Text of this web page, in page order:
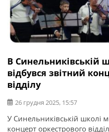
В Синельниківській
відбувся звітний
відділу
26 грудня 2025, 15:57
У Синельниківській школі
концерт оркестрового